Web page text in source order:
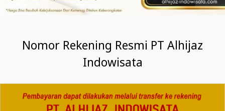
Nomor Rekening Resmi PT Alhijaz
Indowisata